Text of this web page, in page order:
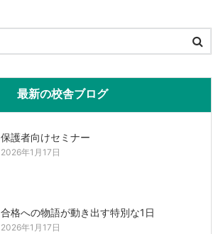
最新の校舎ブログ
保護者向けセミナー
2026年1月17日
合格への物語が動き出す特別な1日
2026年1月17日